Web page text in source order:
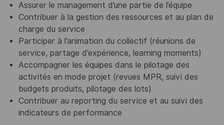
Assurer le management d’une partie de l’équipe
Contribuer à la gestion des ressources et au plan de
charge du service
Participer à l’animation du collectif (réunions de
service, partage d’expérience, learning moments)
Accompagner les équipes dans le pilotage des
activités en mode projet (revues MPR, suivi des
budgets produits, pilotage des lots)
Contribuer au reporting du service et au suivi des
indicateurs de performance